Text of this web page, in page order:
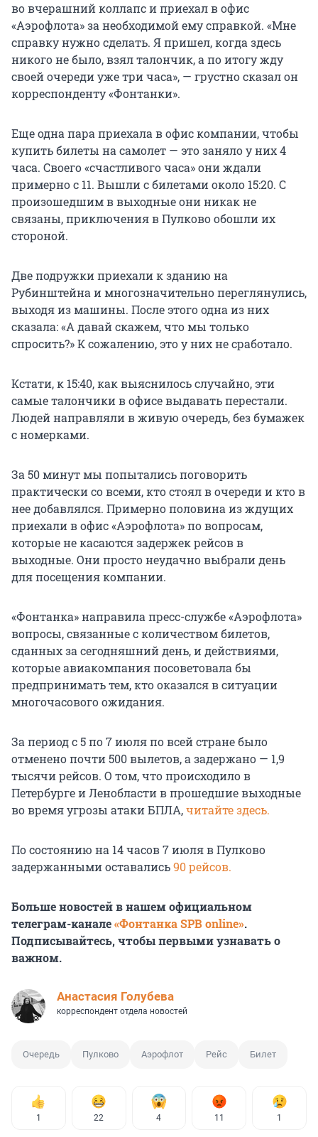
во вчерашний коллапс и приехал в офис
«Аэрофлота» за необходимой ему справкой. «Мне
справку нужно сделать. Я пришел, когда здесь
никого не было, взял талончик, а по итогу жду
своей очереди уже три часа», — грустно сказал он
корреспонденту «Фонтанки».
Еще одна пара приехала в офис компании, чтобы
купить билеты на самолет — это заняло у них 4
часа. Своего «счастливого часа» они ждали
примерно с 11. Вышли с билетами около 15:20. С
произошедшим в выходные они никак не
связаны, приключения в Пулково обошли их
стороной.
Две подружки приехали к зданию на
Рубинштейна и многозначительно переглянулись,
выходя из машины. После этого одна из них
сказала: «А давай скажем, что мы только
спросить?» К сожалению, это у них не сработало.
Кстати, к 15:40, как выяснилось случайно, эти
самые талончики в офисе выдавать перестали.
Людей направляли в живую очередь, без бумажек
с номерками.
За 50 минут мы попытались поговорить
практически со всеми, кто стоял в очереди и кто в
нее добавлялся. Примерно половина из ждущих
приехали в офис «Аэрофлота» по вопросам,
которые не касаются задержек рейсов в
выходные. Они просто неудачно выбрали день
для посещения компании.
«Фонтанка» направила пресс-службе «Аэрофлота»
вопросы, связанные с количеством билетов,
сданных за сегодняшний день, и действиями,
которые авиакомпания посоветовала бы
предпринимать тем, кто оказался в ситуации
многочасового ожидания.
За период с 5 по 7 июля по всей стране было
отменено почти 500 вылетов, а задержано — 1,9
тысячи рейсов. О том, что происходило в
Петербурге и Ленобласти в прошедшие выходные
во время угрозы атаки БПЛА,читайте здесь.
По состоянию на 14 часов 7 июля в Пулково
задержанными оставались90 рейсов.
Больше новостей в нашем официальном
телеграм-канале«Фонтанка SPB online».
Подписывайтесь, чтобы первыми узнавать о
важном.
Анастасия Голубева
корреспондент отдела новостей
Очередь Пулково Аэрофлот Рейс Билет
1 22 4 11 1